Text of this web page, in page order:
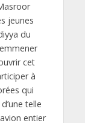
jeunes
du
cet
à
qui
telle
entier